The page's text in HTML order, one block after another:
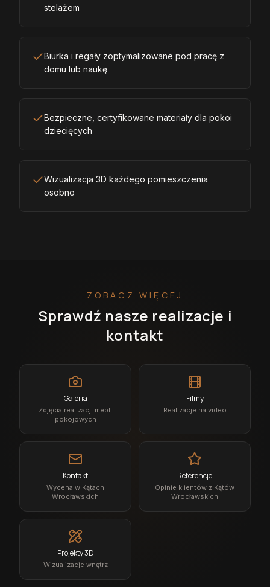
stelażem
Biurka i regały zoptymalizowane pod pracę z
domu lub naukę
Bezpieczne, certyfikowane materiały dla pokoi
dziecięcych
Wizualizacja 3D każdego pomieszczenia
osobno
ZOBACZ WIĘCEJ
Sprawdź nasze realizacje i
kontakt
Galeria
Zdjęcia realizacji mebli
pokojowych
Filmy
Realizacje na video
Kontakt
Wycena w Kątach
Wrocławskich
Referencje
Opinie klientów z Kątów
Wrocławskich
Projekty 3D
Wizualizacje wnętrz